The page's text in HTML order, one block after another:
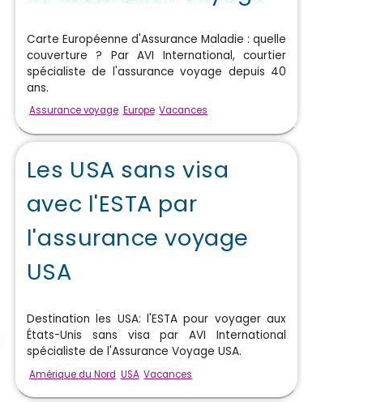
Carte Européenne d'Assurance Maladie : quelle
couverture ? Par AVI International, courtier
spécialiste de l'assurance voyage depuis 40
ans.
Assurance voyage Europe Vacances
Les USA sans visa
avec l'ESTA par
l'assurance voyage
USA
Destination les USA: l'ESTA pour voyager aux
États-Unis sans visa par AVI International
spécialiste de l'Assurance Voyage USA.
Amérique du Nord USA Vacances